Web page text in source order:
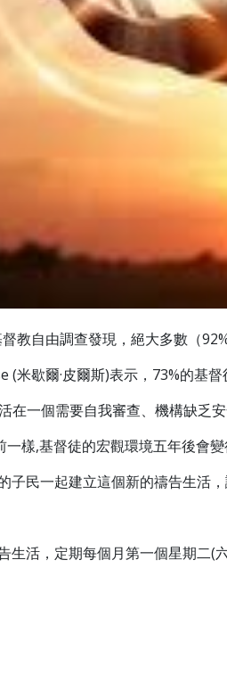
教自由調查發現，絕大多數（
歇爾·皮爾斯)表示，73%的基
在一個需要自我審查、機構缺乏
樣,基督徒的宏觀環境五年後會變
民一起建立這個新的禱告生活
活，定期每個月第一個星期二